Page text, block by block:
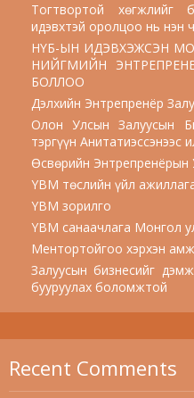
Тогтвортой хөгжлийг
идэвхтэй оролцоо нь нэн
НҮБ-ЫН ИДЭВХЭЖСЭН
НИЙГМИЙН
БОЛЛОО
Дэлхийн Энтрепренёр
Олон Улсын Залуусын
тэргүүн Анитатиэссэнээс
Өсвөрийн Энтрепренёрын
YBM төслийн үйл
YBM зорилго
YBM санаачлага Монгол
Ментортойгоо хэрхэн
Залуусын бизнесийг
бууруулах боломжтой
Recent Comments